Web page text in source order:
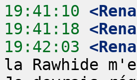
19:41:10
19:41:18
19:42:03
la Rawhide